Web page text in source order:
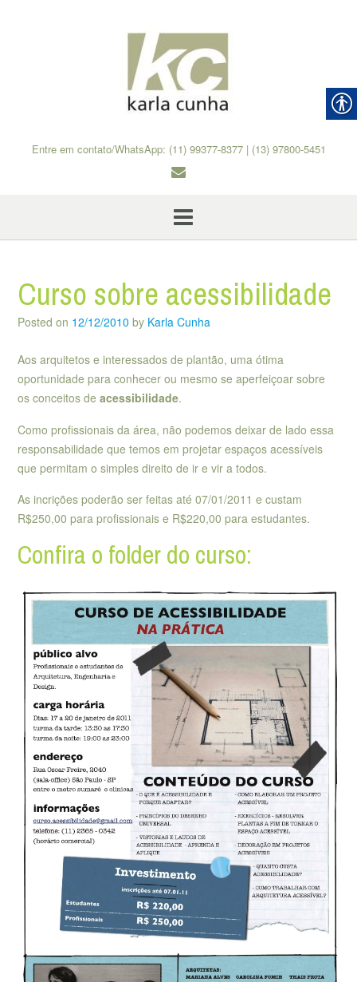
Entre em contato/WhatsApp: (11) 99377-8377 | (13) 97800-5451
Curso sobre acessibilidade
Posted on 12/12/2010 by Karla Cunha
Aos arquitetos e interessados de plantão, uma ótima
oportunidade para conhecer ou mesmo se aperfeiçoar sobre
os conceitos de acessibilidade.
Como profissionais da área, não podemos deixar de lado essa
responsabilidade que temos em projetar espaços acessíveis
que permitam o simples direito de ir e vir a todos.
As incrições poderão ser feitas até 07/01/2011 e custam
R$250,00 para profissionais e R$220,00 para estudantes.
Confira o folder do curso: